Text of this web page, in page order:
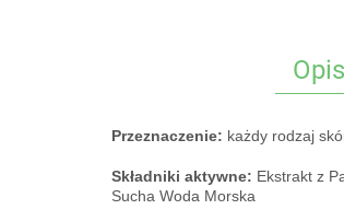
Opis
Przeznaczenie: każdy rodzaj
Składniki aktywne: Ekstrakt z
Sucha Woda Morska